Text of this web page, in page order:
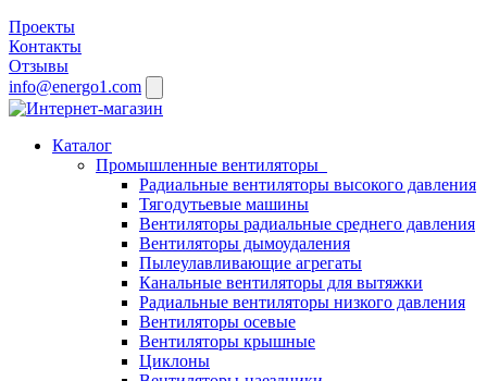
Проекты
Контакты
Отзывы
info@energo1.com
Каталог
Промышленные вентиляторы
Радиальные вентиляторы высокого давления
Тягодутьевые машины
Вентиляторы радиальные среднего давления
Вентиляторы дымоудаления
Пылеулавливающие агрегаты
Канальные вентиляторы для вытяжки
Радиальные вентиляторы низкого давления
Вентиляторы осевые
Вентиляторы крышные
Циклоны